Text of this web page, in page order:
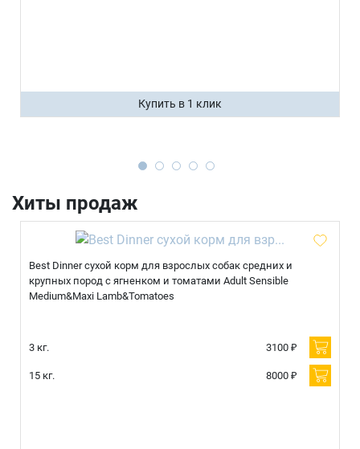
Купить в 1 клик
Хиты продаж
Best Dinner сухой корм для взрослых собак средних и
крупных пород с ягненком и томатами Adult Sensible
Medium&Maxi Lamb&Tomatoes
3 кг. 3100 ₽
15 кг. 8000 ₽
Продолжить покупки
Оформить заказ
Телефон
E-mail